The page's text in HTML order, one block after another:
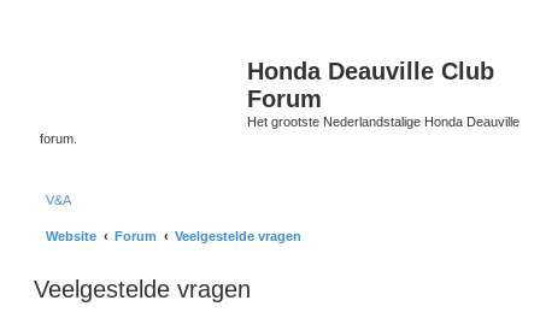
Honda Deauville Club
Forum
Het grootste Nederlandstalige Honda Deauville
forum.
V&A
Website Forum Veelgestelde vragen
Veelgestelde vragen